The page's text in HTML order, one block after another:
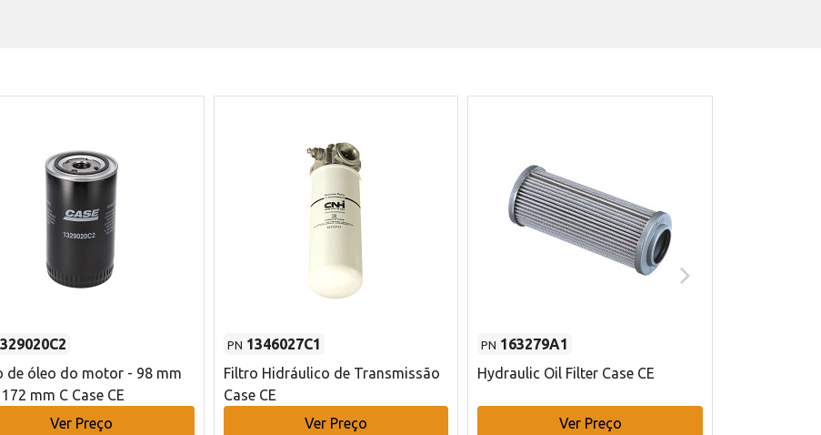
de óleo do motor - 98 mm
mm C Case CE
Ver Preço
PN 1346027C1
Filtro Hidráulico de Transmissão
Case CE
Ver Preço
PN 163279A1
Hydraulic Oil Filter Case CE
Ver Preço